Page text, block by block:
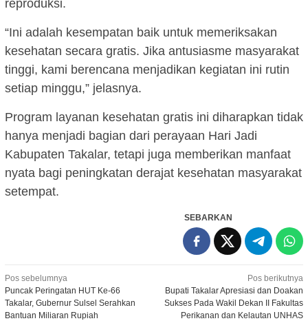
reproduksi.
“Ini adalah kesempatan baik untuk memeriksakan
kesehatan secara gratis. Jika antusiasme masyarakat
tinggi, kami berencana menjadikan kegiatan ini rutin
setiap minggu,” jelasnya.
Program layanan kesehatan gratis ini diharapkan tidak
hanya menjadi bagian dari perayaan Hari Jadi
Kabupaten Takalar, tetapi juga memberikan manfaat
nyata bagi peningkatan derajat kesehatan masyarakat
setempat.
SEBARKAN
Navigasi
pos
Pos sebelumnya
Puncak Peringatan HUT Ke-66
Takalar, Gubernur Sulsel Serahkan
Bantuan Miliaran Rupiah
Pos berikutnya
Bupati Takalar Apresiasi dan Doakan
Sukses Pada Wakil Dekan II Fakultas
Perikanan dan Kelautan UNHAS